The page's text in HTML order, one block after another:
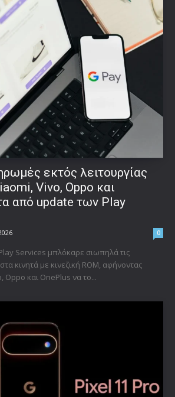
εκτός λειτουργίας
Vivo, Oppo και
από update των Play
0
Services μπλόκαρε σιωπηλά τις
κινητά με κινεζική ROM, αφήνοντας
Oppo και OnePlus να το...